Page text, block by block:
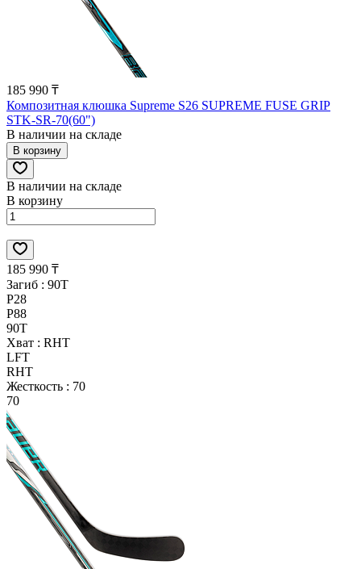
185 990 ₸
Композитная клюшка Supreme S26 SUPREME FUSE GRIP
STK-SR-70(60")
В наличии на складе
В корзину
В наличии на складе
В корзину
185 990 ₸
Загиб : 90T
P28
P88
90T
Хват : RHT
LFT
RHT
Жесткость : 70
70